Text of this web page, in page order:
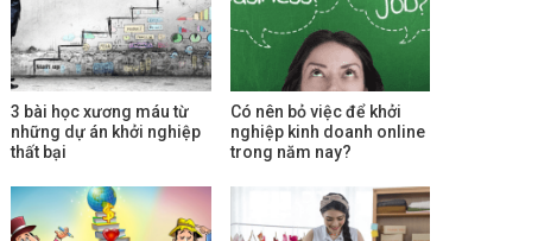
3 bài học xương máu từ
những dự án khởi nghiệp
thất bại
Có nên bỏ việc để khởi
nghiệp kinh doanh online
trong năm nay?